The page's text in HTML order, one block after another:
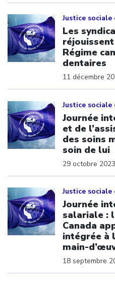
Justice
Les
réjouissent
Régime
dentaires
11 décembre
Justice
Journée
et de
des soins
soin de lui
29 octobre 2023
Justice
Journée
salariale :
Canada
intégrée à
main-
18 septembre